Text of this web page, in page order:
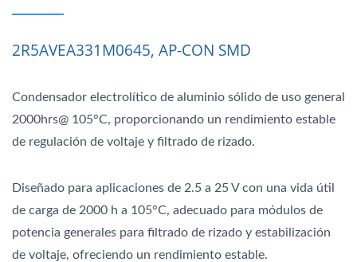
2R5AVEA331M0645, AP-CON SMD
Condensador electrolítico de aluminio sólido de uso general
2000hrs@ 105°C, proporcionando un rendimiento estable
de regulación de voltaje y filtrado de rizado.
Diseñado para aplicaciones de 2.5 a 25 V con una vida útil
de carga de 2000 h a 105°C, adecuado para módulos de
potencia generales para filtrado de rizado y estabilización
de voltaje, ofreciendo un rendimiento estable.